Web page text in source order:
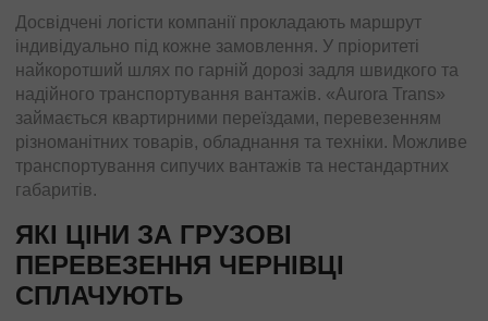
Досвідчені логісти компанії прокладають маршрут
індивідуально під кожне замовлення. У пріоритеті
найкоротший шлях по гарній дорозі задля швидкого та
надійного транспортування вантажів. «Aurora Trans»
займається квартирними переїздами, перевезенням
різноманітних товарів, обладнання та техніки. Можливе
транспортування сипучих вантажів та нестандартних
габаритів.
ЯКІ ЦІНИ ЗА ГРУЗОВІ
ПЕРЕВЕЗЕННЯ ЧЕРНІВЦІ
СПЛАЧУЮТЬ